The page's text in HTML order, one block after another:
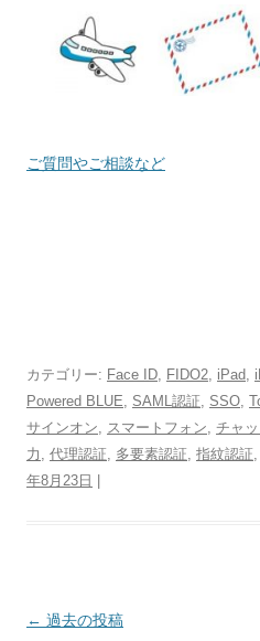
ご質問やご相談など
カテゴリー: Face ID, FIDO2, iPad,
Powered BLUE, SAML認証, SSO,
サインオン, スマートフォン, チャッ
力 , 代理認証, 多要素認証, 指紋認証,
年8月23日
投
← 過去の投稿